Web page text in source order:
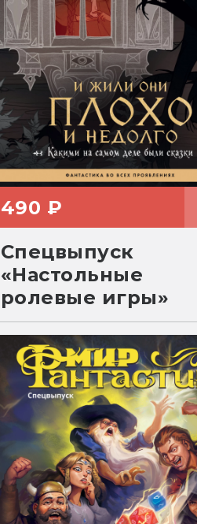
490 ₽
Спецвыпуск
«Настольные
ролевые игры»